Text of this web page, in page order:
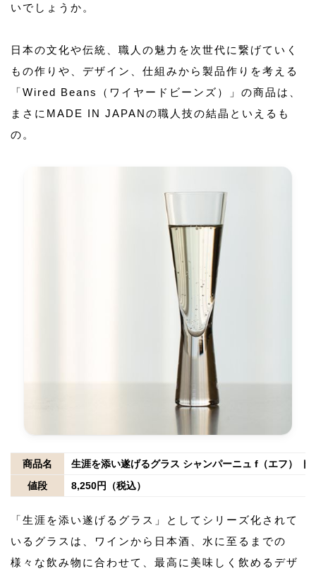
いでしょうか。
日本の文化や伝統、職人の魅力を次世代に繋げていく
もの作りや、デザイン、仕組みから製品作りを考える
「Wired Beans（ワイヤードビーンズ）」の商品は、
まさにMADE IN JAPANの職人技の結晶といえるも
の。
商品名
生涯を添い遂げるグラス シャンパーニュ f（エフ） ト
値段
8,250円（税込）
「生涯を添い遂げるグラス」としてシリーズ化されて
いるグラスは、ワインから日本酒、水に至るまでの
様々な飲み物に合わせて、最高に美味しく飲めるデザ